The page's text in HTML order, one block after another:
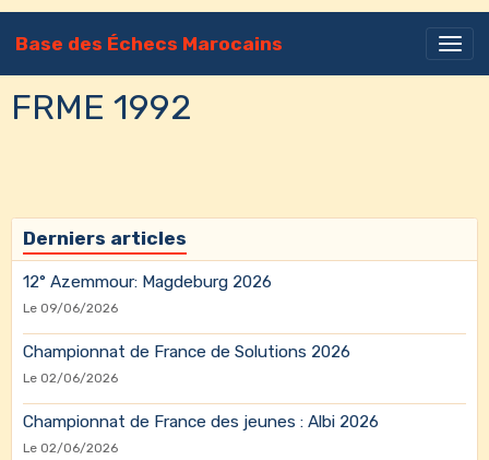
Base des Échecs Marocains
FRME 1992
Derniers articles
12° Azemmour: Magdeburg 2026
Le 09/06/2026
Championnat de France de Solutions 2026
Le 02/06/2026
Championnat de France des jeunes : Albi 2026
Le 02/06/2026